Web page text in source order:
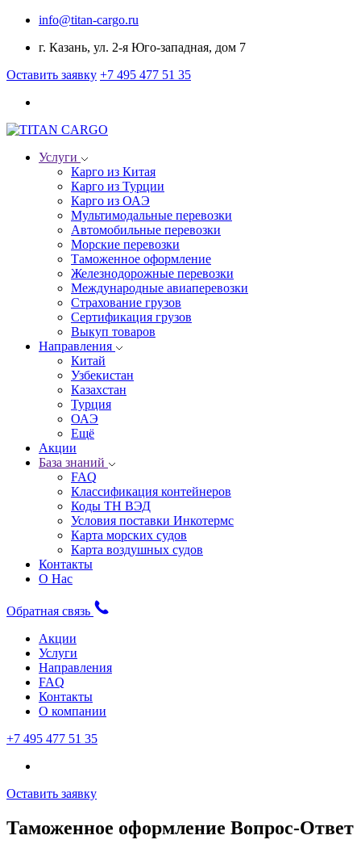
info@titan-cargo.ru
г. Казань, ул. 2-я Юго-западная, дом 7
Оставить заявку +7 495 477 51 35
Услуги
Карго из Китая
Карго из Турции
Карго из ОАЭ
Мультимодальные перевозки
Автомобильные перевозки
Морские перевозки
Таможенное оформление
Железнодорожные перевозки
Международные авиаперевозки
Страхование грузов
Сертификация грузов
Выкуп товаров
Направления
Китай
Узбекистан
Казахстан
Турция
ОАЭ
Ещё
Акции
База знаний
FAQ
Классификация контейнеров
Коды ТН ВЭД
Условия поставки Инкотермс
Карта морских судов
Карта воздушных судов
Контакты
О Нас
Обратная связь
Акции
Услуги
Направления
FAQ
Контакты
О компании
+7 495 477 51 35
Оставить заявку
Таможенное оформление Вопрос-Ответ